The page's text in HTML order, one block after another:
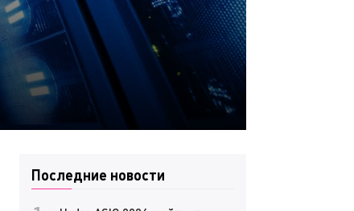
Последние новости